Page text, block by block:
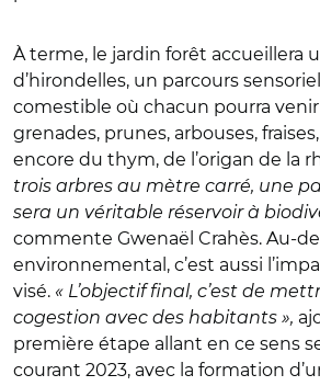
À terme, le jardin forêt accueillera
d’hirondelles, un parcours
comestible où chacun pourra
grenades, prunes, arbouses,
encore du thym, de l’origan de la
trois arbres au mètre carré, une
sera un véritable réservoir à
commente Gwenaël Crahès. Au-
environnemental, c’est aussi
visé. « L’objectif final, c’est de
cogestion avec des habitants »,
première étape allant en ce sens
courant 2023, avec la formation